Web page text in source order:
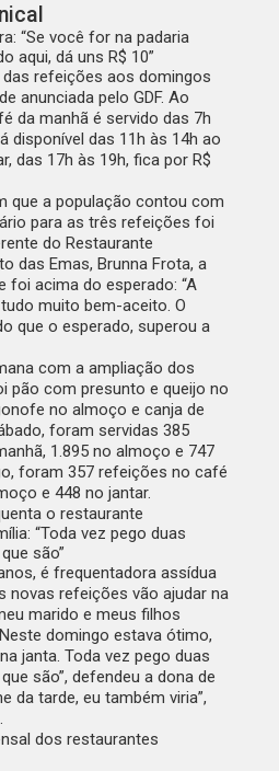
“Se você for na padaria
aqui, dá uns R$ 10”
refeições aos domingos
anunciada pelo GDF. Ao
da manhã é servido das 7h
disponível das 11h às 14h ao
das 17h às 19h, fica por R$
que a população contou com
para as três refeições foi
do Restaurante
das Emas, Brunna Frota, a
foi acima do esperado: “A
muito bem-aceito. O
que o esperado, superou a
com a ampliação dos
pão com presunto e queijo no
no almoço e canja de
foram servidas 385
1.895 no almoço e 747
foram 357 refeições no café
e 448 no jantar.
o restaurante
“Toda vez pego duas
são”
é frequentadora assídua
novas refeições vão ajudar na
marido e meus filhos
domingo estava ótimo,
janta. Toda vez pego duas
são”, defendeu a dona de
da tarde, eu também viria”,
dos restaurantes